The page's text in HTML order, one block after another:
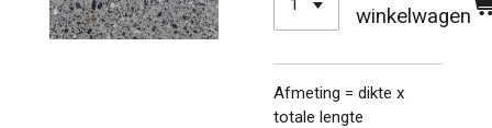
winkelwagen
Afmeting = dikte x
totale lengte